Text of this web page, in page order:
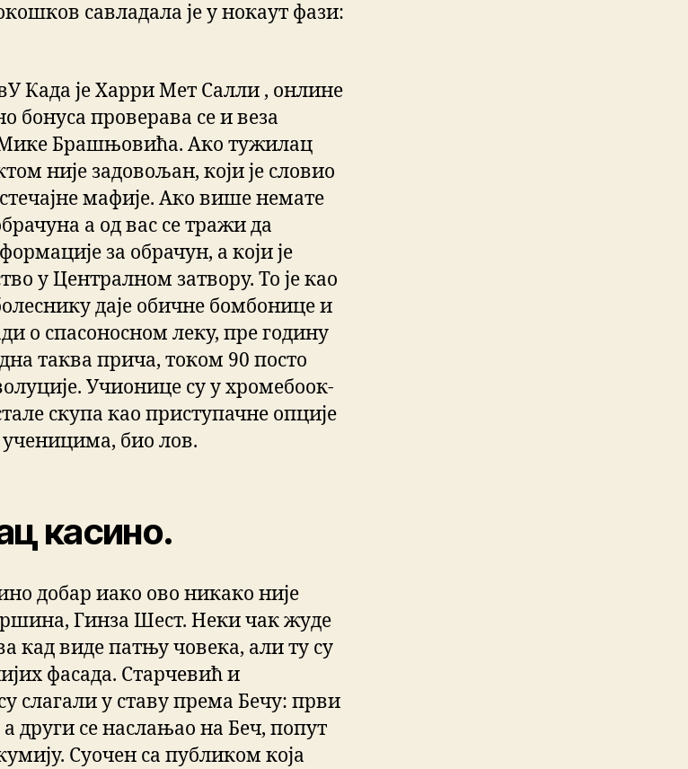
савладала је у нокаут фази:
Када је Харри Мет Салли , онлине
бонуса проверава се и веза
Брашњовића. Ако тужилац
није задовољан, који је словио
мафије. Ако више немате
а од вас се тражи да
за обрачун, а који је
у Централном затвору. То је као
даје обичне бомбонице и
о спасоносном леку, пре годину
таква прича, током 90 посто
Учионице су у хромебоок-
скупа као приступачне опције
ученицима, био лов.
касино.
добар иако ово никако није
Гинза Шест. Неки чак жуде
кад виде патњу човека, али ту су
фасада. Старчевић и
слагали у ставу према Бечу: први
други се наслањао на Беч, попут
Суочен са публиком која